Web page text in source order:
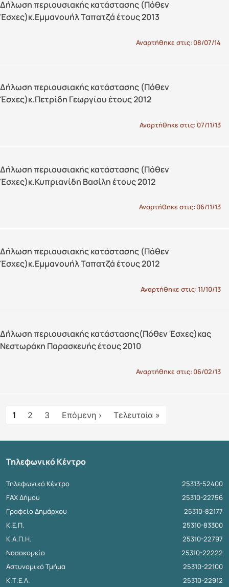
Δήλωση περιουσιακής κατάστασης (Πόθεν
Έσχες)κ.Εμμανουήλ Ταπατζά έτους 2013
Αναρτήθηκε στις: 08/07/14
Δήλωση περιουσιακής κατάστασης (Πόθεν
Έσχες)κ.Πετρίδη Γεωργίου έτους 2012
Αναρτήθηκε στις: 07/11/13
Δήλωση περιουσιακής κατάστασης (Πόθεν
Έσχες)κ.Κυπριανίδη Βασίλη έτους 2012
Αναρτήθηκε στις: 06/11/13
Δήλωση περιουσιακής κατάστασης (Πόθεν
Έσχες)κ.Εμμανουήλ Ταπατζά έτους 2012
Αναρτήθηκε στις:11/10/13
Δήλωση περιουσιακής κατάστασης(Πόθεν Έσχες)κας
Νεστωράκη Παρασκευής έτους 2010
Αναρτήθηκε στις: 06/02/13
Σελιδοποίηση
1 2 3 Επόμενη › Next page
Τελευταία »
Τηλεφωνικό Κέντρο
Τηλεφωνικό Κέντρο
25313-52400
FAX Δήμου
25310-22756
Γραφείο Δημάρχου
25310-82177
Κ.Ε.Π.
25310-83300
Κ.Α.Π.Η.
25310-22797
Νοσοκομείο
25310-22222
Αστυνομικό Τμήμα
25310-22100
Κ.Τ.Ε.Λ.
25310-22912